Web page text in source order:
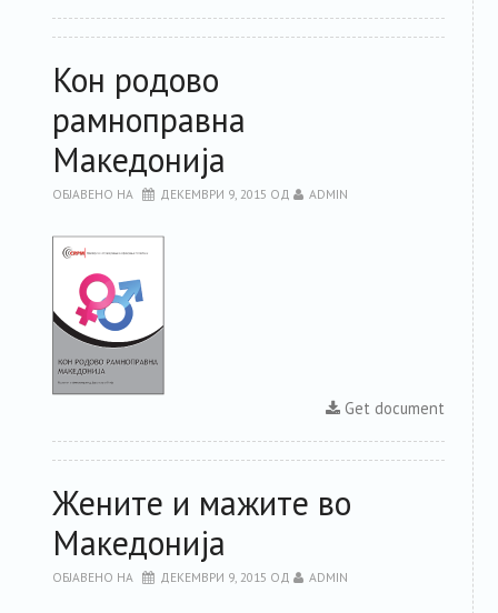
Кон родово
рамноправна
Македонија
ОБЈАВЕНО НА ДЕКЕМВРИ 9, 2015 ОД ADMIN
Get document
Жените и мажите во
Македонија
ОБЈАВЕНО НА ДЕКЕМВРИ 9, 2015 ОД ADMIN